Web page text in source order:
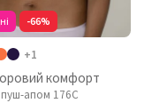
-66%
+1
комфорт
апом 176C